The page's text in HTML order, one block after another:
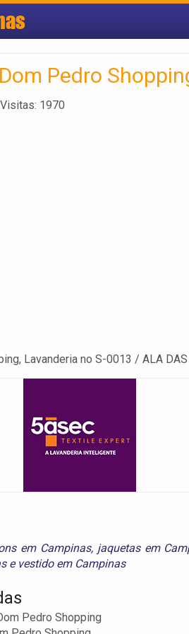
Pedro
Visitas: 1970
Lavanderia no S-0013 / ALA DAS
em Campinas, jaquetas em
e vestido em Campinas
Pedro Shopping